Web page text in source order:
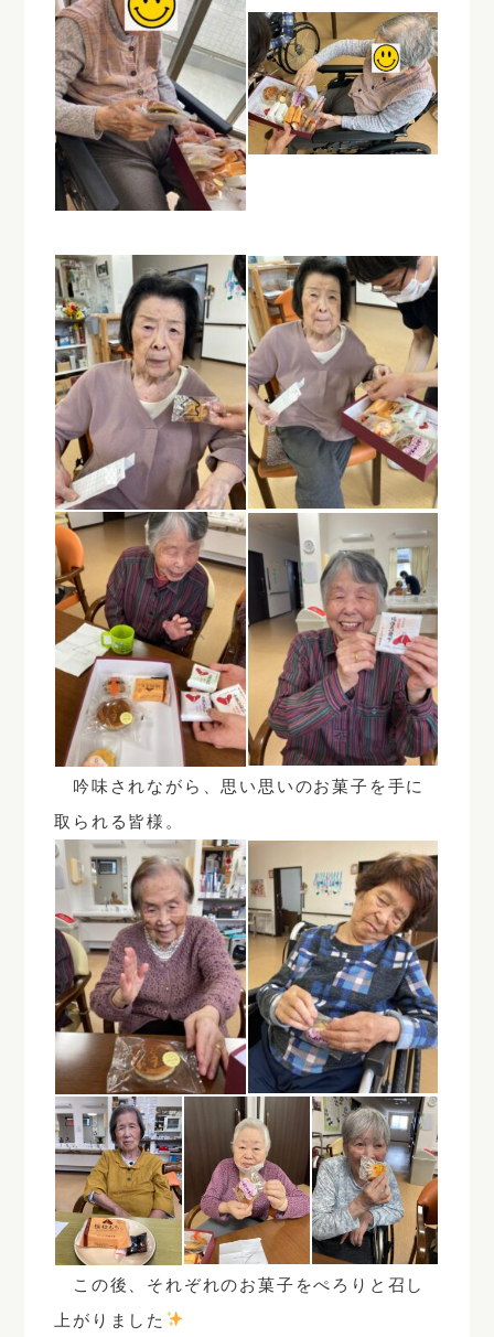
吟味されながら、思い思いのお菓子を手に
取られる皆様。
この後、それぞれのお菓子をぺろりと召し
上がりました